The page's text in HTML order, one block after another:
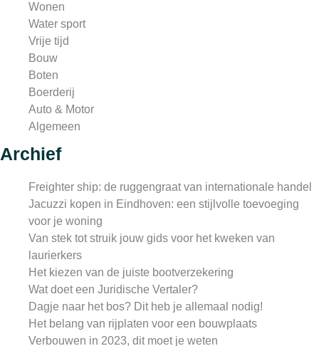
Wonen
Water sport
Vrije tijd
Bouw
Boten
Boerderij
Auto & Motor
Algemeen
Archief
Freighter ship: de ruggengraat van internationale handel
Jacuzzi kopen in Eindhoven: een stijlvolle toevoeging
voor je woning
Van stek tot struik jouw gids voor het kweken van
laurierkers
Het kiezen van de juiste bootverzekering
Wat doet een Juridische Vertaler?
Dagje naar het bos? Dit heb je allemaal nodig!
Het belang van rijplaten voor een bouwplaats
Verbouwen in 2023, dit moet je weten